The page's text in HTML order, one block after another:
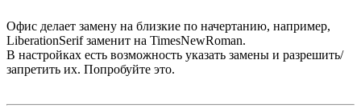
Офис делает замену на близкие по начертанию, например,
LiberationSerif заменит на TimesNewRoman.
В настройках есть возможность указать замены и разрешить/
запретить их. Попробуйте это.